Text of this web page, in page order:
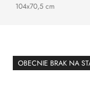
104x70,5 cm
OBECNIE BRAK NA